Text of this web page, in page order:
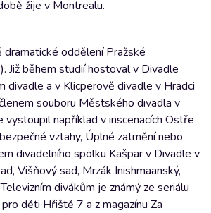
žije v Montrealu.
oddělení Pražské
Již během studií hostoval v Divadle
divadle a v Klicperově divadle v Hradci
souboru Městského divadla v
vystoupil například v inscenacích Ostře
vztahy, Úplné zatmění nebo
divadelního spolku Kašpar v Divadle v
Višňový sad, Mrzák Inishmaanský,
divákům je známý ze seriálu
děti Hřiště 7 a z magazínu Za